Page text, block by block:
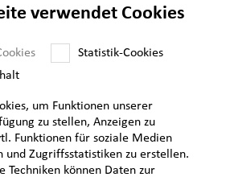
Impressum
Datenschutz
verwendet Cookies
Statistik-Cookies
um Funktionen unserer
zu stellen, Anzeigen zu
Funktionen für soziale Medien
und Zugriffsstatistiken zu erstellen.
Techniken können Daten zur